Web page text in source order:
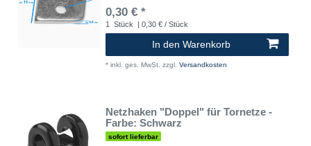
0,30 € *
1 Stück | 0,30 € / Stück
In den Warenkorb
* inkl. ges. MwSt. zzgl. Versandkosten
Netzhaken "Doppel" für Tornetze -
Farbe: Schwarz
sofort lieferbar